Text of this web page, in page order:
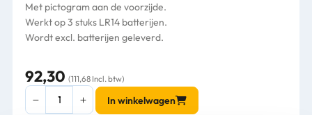
Met pictogram aan de voorzijde.
Werkt op 3 stuks LR14 batterijen.
Wordt excl. batterijen geleverd.
92,30 (111,68 Incl. btw)
MediQo-
line
In winkelwagen